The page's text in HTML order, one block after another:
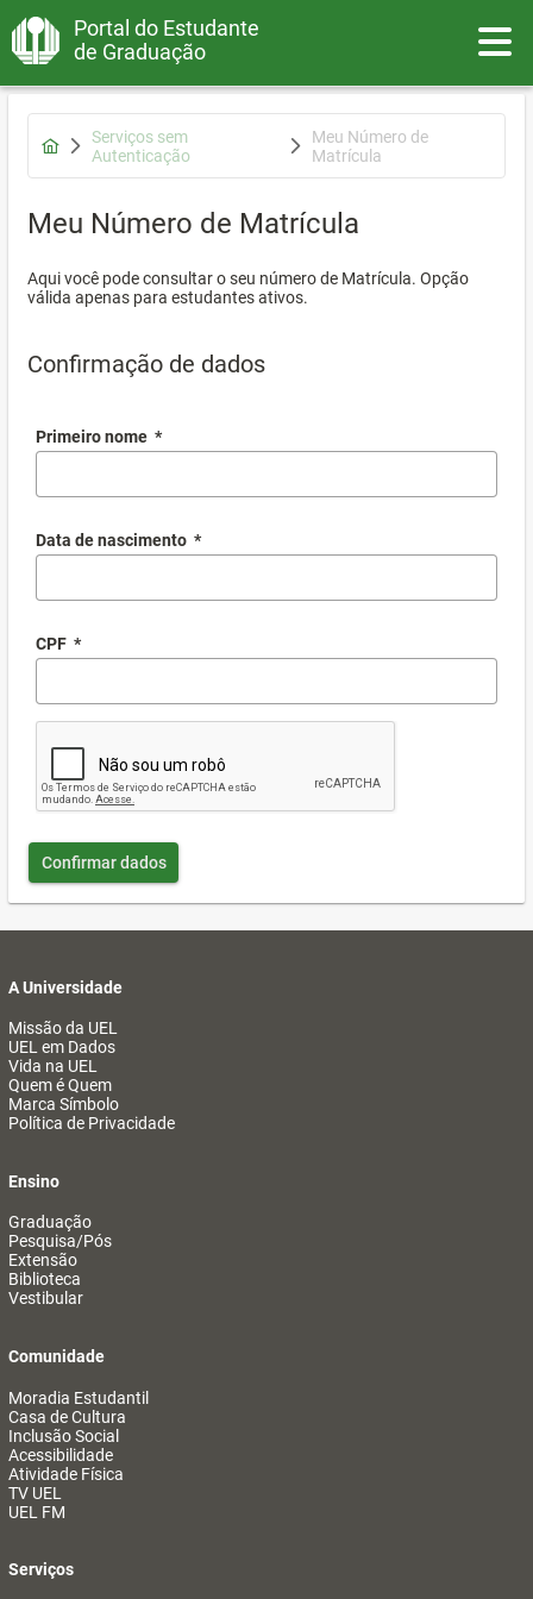
Portal do Estudante
de Graduação
Serviços sem
Autenticação
Meu Número de
Matrícula
Meu Número de Matrícula
Aqui você pode consultar o seu número de Matrícula. Opção
válida apenas para estudantes ativos.
Confirmação de dados
Primeiro nome *
Data de nascimento *
CPF *
Confirmar dados
A Universidade
Missão da UEL
UEL em Dados
Vida na UEL
Quem é Quem
Marca Símbolo
Política de Privacidade
Ensino
Graduação
Pesquisa/Pós
Extensão
Biblioteca
Vestibular
Comunidade
Moradia Estudantil
Casa de Cultura
Inclusão Social
Acessibilidade
Atividade Física
TV UEL
UEL FM
Serviços